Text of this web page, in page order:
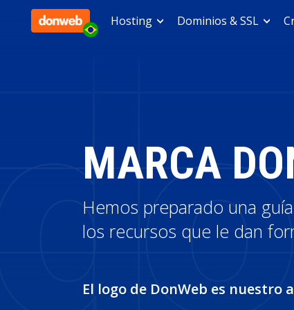
Hosting Dominios & SSL
MARCA
Hemos preparado una
los recursos que le dan
El logo de DonWeb es nuestro